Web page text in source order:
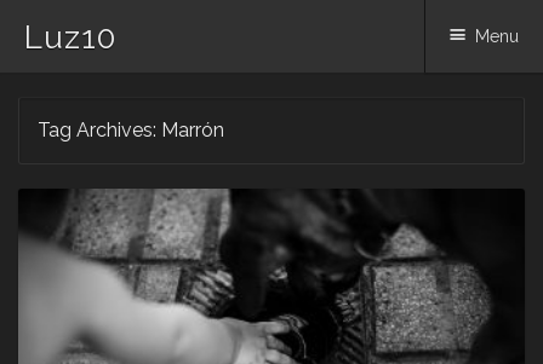
Luz10 Menu
Tag Archives: Marrón